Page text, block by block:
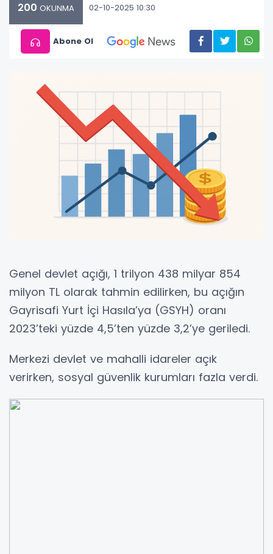
200 OKUNMA 02-10-2025 10:30
Abone Ol
Genel devlet açığı, 1 trilyon 438 milyar 854
milyon TL olarak tahmin edilirken, bu açığın
Gayrisafi Yurt İçi Hasıla’ya (GSYH) oranı
2023’teki yüzde 4,5’ten yüzde 3,2’ye geriledi.
Merkezi devlet ve mahalli idareler açık
verirken, sosyal güvenlik kurumları fazla verdi.